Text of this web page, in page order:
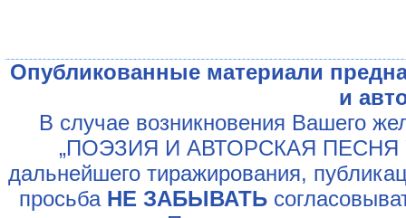
Опубликованные материали
и
В случае возникновения Вашего
„ПОЭЗИЯ И АВТОРСКАЯ ПЕСНЯ
дальнейшего тиражирования,
просьба НЕ ЗАБЫВАТЬ